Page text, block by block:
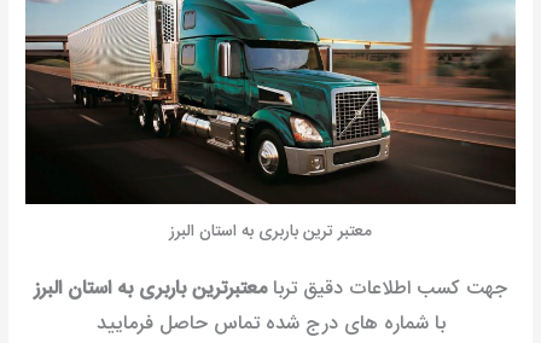
معتبر ترین باربری به استان البرز
جهت کسب اطلاعات دقیق تربامعتبرترین باربری به استان البرز
با شماره های درج شده تماس حاصل فرمایید